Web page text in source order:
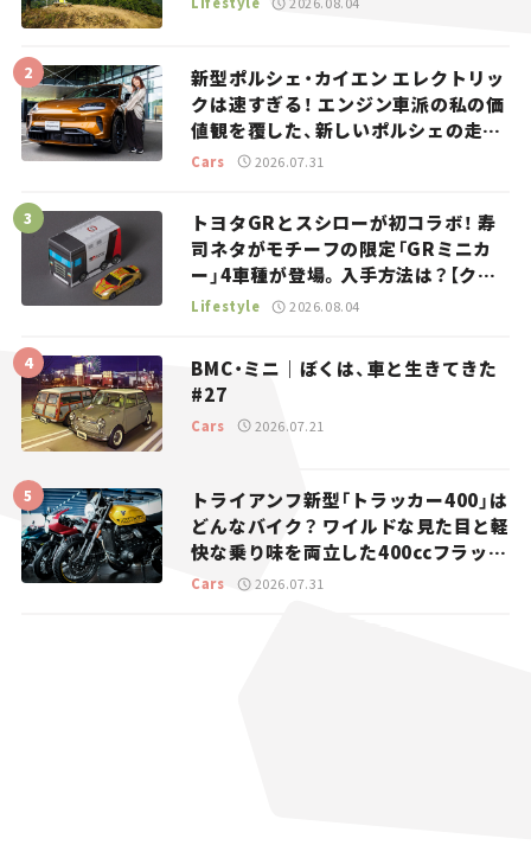
新型ポルシェ・カイエン エレクトリッ
クは速すぎる！ エンジン車派の私の価
値観を覆した、新しいポルシェの走
り。
Cars 2026.07.31
トヨタGRとスシローが初コラボ！ 寿
司ネタがモチーフの限定「GRミニカ
ー」4車種が登場。入手方法は？【クル
マとホビー】
Lifestyle 2026.08.04
BMC・ミニ｜ぼくは、車と生きてきた
#27
Cars 2026.07.21
トライアンフ新型「トラッカー400」は
どんなバイク？ ワイルドな見た目と軽
快な乗り味を両立した400ccフラット
トラッカー【試乗レビュー】
Cars 2026.07.31